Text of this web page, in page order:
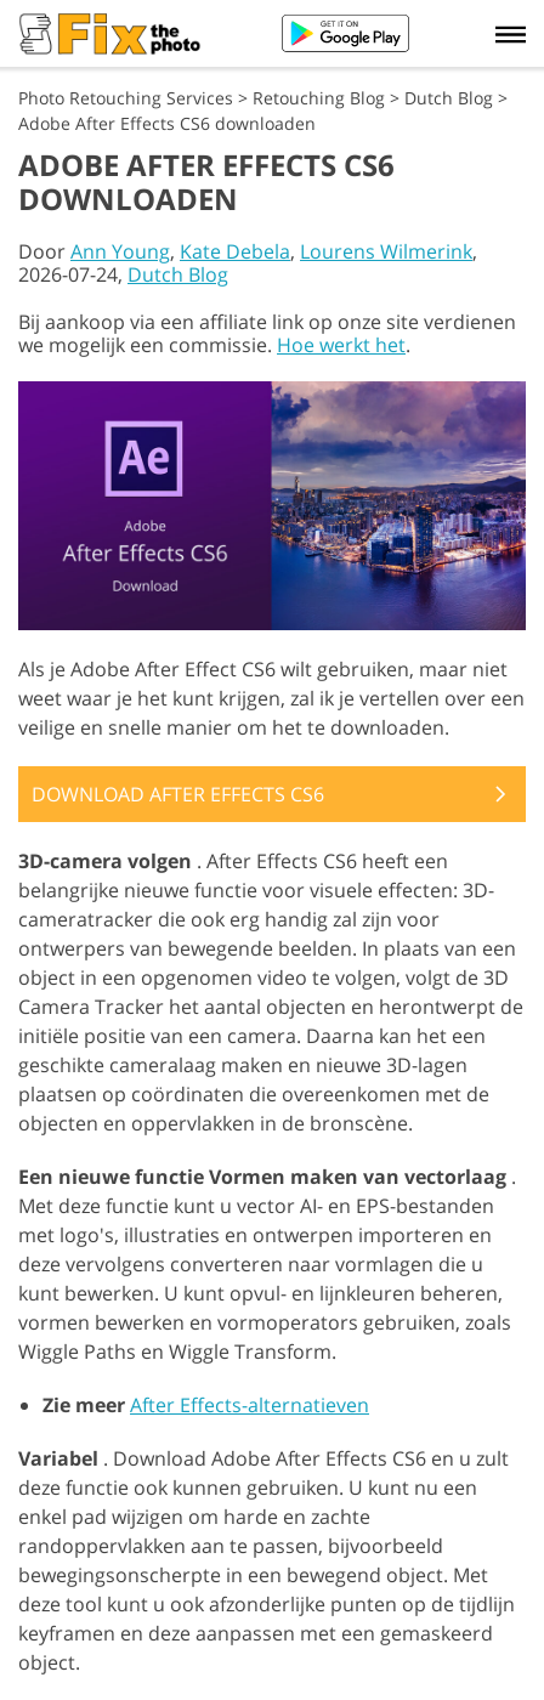
Photo Retouching Services > Retouching Blog > Dutch Blog >
Adobe After Effects CS6 downloaden
ADOBE AFTER EFFECTS CS6
DOWNLOADEN
DoorAnn Young, Kate Debela, Lourens Wilmerink,
2026-07-24, Dutch Blog
Bij aankoop via een affiliate link op onze site verdienen
we mogelijk een commissie. Hoe werkt het.
Als je Adobe After Effect CS6 wilt gebruiken, maar niet
weet waar je het kunt krijgen, zal ik je vertellen over een
veilige en snelle manier om het te downloaden.
DOWNLOAD AFTER EFFECTS CS6
3D-camera volgen . After Effects CS6 heeft een
belangrijke nieuwe functie voor visuele effecten: 3D-
cameratracker die ook erg handig zal zijn voor
ontwerpers van bewegende beelden. In plaats van een
object in een opgenomen video te volgen, volgt de 3D
Camera Tracker het aantal objecten en herontwerpt de
initiële positie van een camera. Daarna kan het een
geschikte cameralaag maken en nieuwe 3D-lagen
plaatsen op coördinaten die overeenkomen met de
objecten en oppervlakken in de bronscène.
Een nieuwe functie Vormen maken van vectorlaag .
Met deze functie kunt u vector AI- en EPS-bestanden
met logo's, illustraties en ontwerpen importeren en
deze vervolgens converteren naar vormlagen die u
kunt bewerken. U kunt opvul- en lijnkleuren beheren,
vormen bewerken en vormoperators gebruiken, zoals
Wiggle Paths en Wiggle Transform.
Zie meerAfter Effects-alternatieven
Variabel . Download Adobe After Effects CS6 en u zult
deze functie ook kunnen gebruiken. U kunt nu een
enkel pad wijzigen om harde en zachte
randoppervlakken aan te passen, bijvoorbeeld
bewegingsonscherpte in een bewegend object. Met
deze tool kunt u ook afzonderlijke punten op de tijdlijn
keyframen en deze aanpassen met een gemaskeerd
object.